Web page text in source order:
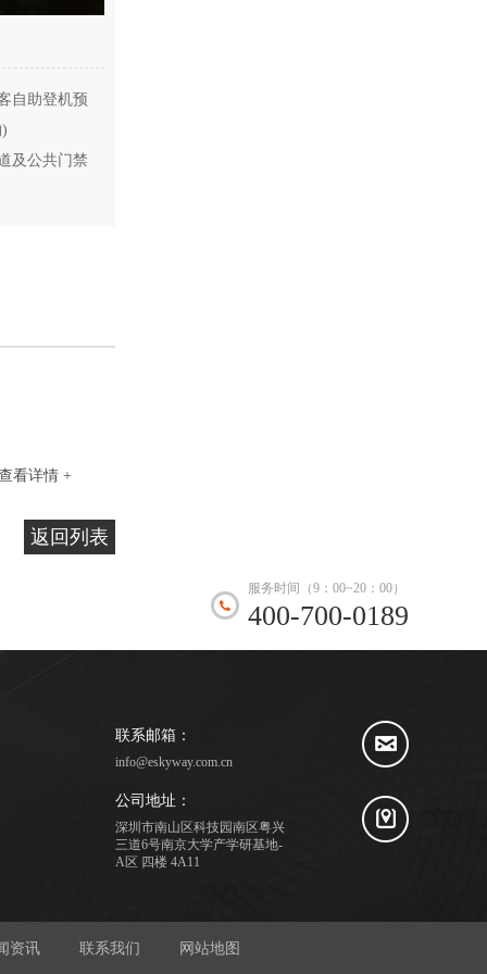
自助登机预
及公共门禁
看详情 +
返回列表
服务时间（9：00~20：00）
400-700-0189
联系邮箱：
info@eskyway.com.cn
公司地址：
深圳市南山区科技园南区粤兴
三道6号南京大学产学研基地-
A区 四楼 4A11
资讯 联系我们 网站地图